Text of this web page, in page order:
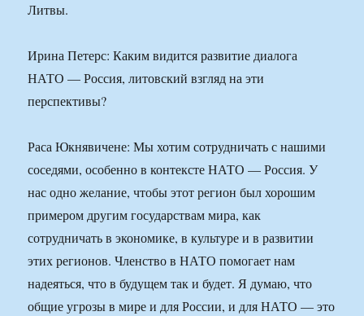
Литвы.
Ирина Петерс: Каким видится развитие диалога
НАТО — Россия, литовский взгляд на эти
перспективы?
Раса Юкнявичене: Мы хотим сотрудничать с нашими
соседями, особенно в контексте НАТО — Россия. У
нас одно желание, чтобы этот регион был хорошим
примером другим государствам мира, как
сотрудничать в экономике, в культуре и в развитии
этих регионов. Членство в НАТО помогает нам
надеяться, что в будущем так и будет. Я думаю, что
общие угрозы в мире и для России, и для НАТО — это